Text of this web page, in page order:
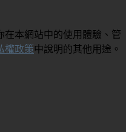
在本網站中的使用體驗、管
權政策中說明的其他用途。